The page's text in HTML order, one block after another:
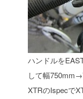
ハンドルを
して幅
XTRのIspecで